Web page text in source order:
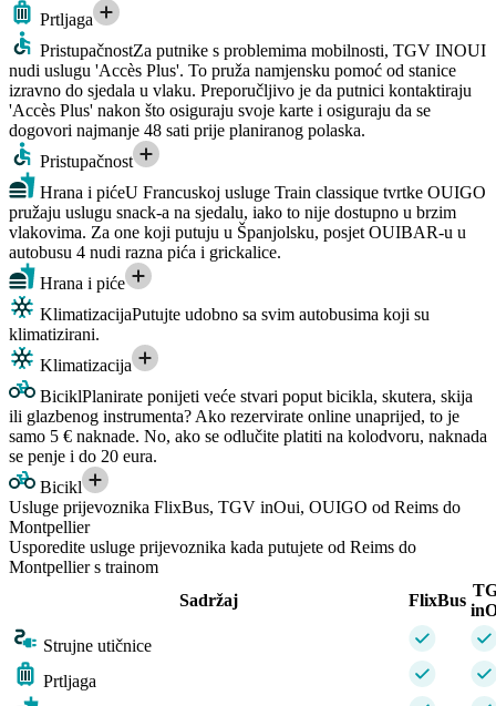
Prtljaga
PristupačnostZa putnike s problemima mobilnosti, TGV INOUI
nudi uslugu 'Accès Plus'. To pruža namjensku pomoć od stanice
izravno do sjedala u vlaku. Preporučljivo je da putnici kontaktiraju
'Accès Plus' nakon što osiguraju svoje karte i osiguraju da se
dogovori najmanje 48 sati prije planiranog polaska.
Pristupačnost
Hrana i pićeU Francuskoj usluge Train classique tvrtke OUIGO
pružaju uslugu snack-a na sjedalu, iako to nije dostupno u brzim
vlakovima. Za one koji putuju u Španjolsku, posjet OUIBAR-u u
autobusu 4 nudi razna pića i grickalice.
Hrana i piće
KlimatizacijaPutujte udobno sa svim autobusima koji su
klimatizirani.
Klimatizacija
BiciklPlanirate ponijeti veće stvari poput bicikla, skutera, skija
ili glazbenog instrumenta? Ako rezervirate online unaprijed, to je
samo 5 € naknade. No, ako se odlučite platiti na kolodvoru, naknada
se penje i do 20 eura.
Bicikl
Usluge prijevoznika FlixBus, TGV inOui, OUIGO od Reims do
Montpellier
Usporedite usluge prijevoznika kada putujete od Reims do
Montpellier s trainom
Sadržaj
FlixBus
Strujne utičnice
Prtljaga